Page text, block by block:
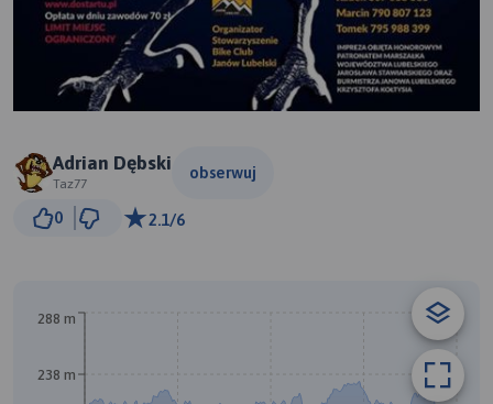
Adrian Dębski
Taz77
obserwuj
0 2.1/6
238 m
288 m